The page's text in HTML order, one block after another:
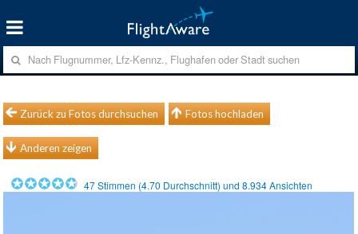
Zurück zu Fotos durchsuchen Fotos hochladen
Anderen zeigen
47Stimmen (4.70 Durchschnitt) und8.934Ansichten